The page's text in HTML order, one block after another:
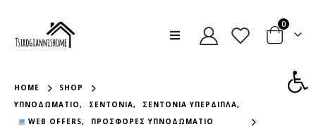
0
HOME
SHOP
ΥΠΝΟΔΩΜΆΤΙΟ, ΣΕΝΤΌΝΙΑ, ΣΕΝΤΌΝΙΑ ΥΠΈΡΔΙΠΛΑ,
WEB OFFERS,
ΠΡΟΣΦΟΡΈΣ ΥΠΝΟΔΩΜΆΤΙΟ